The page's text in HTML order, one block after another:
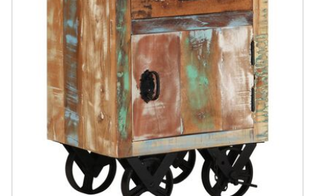
#sharemevidaxl